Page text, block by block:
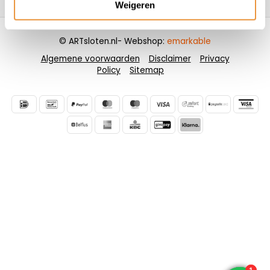
Weigeren
Algemene voorwaarden Disclaimer
Privacy
Policy
Sitemap
© ARTsloten.nl- Webshop: emarkable